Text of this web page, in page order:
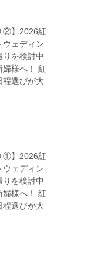
②】2026紅
ウェディン
りを検討中
婦様へ！ 紅
程選びが大
①】2026紅
ウェディン
りを検討中
婦様へ！ 紅
程選びが大